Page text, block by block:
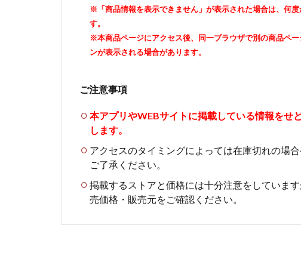
※「商品情報を表示できません」が表示された場合は、何
す。
※本商品ページにアクセス後、同一ブラウザで別の商品ペ
ンが表示される場合があります。
ご注意事項
本アプリやWEBサイトに掲載している情報をせ
します。
アクセスのタイミングによっては在庫切れの場
ご了承ください。
掲載するストアと価格には十分注意をしていま
売価格・販売元をご確認ください。